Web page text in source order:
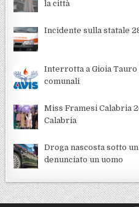
la città
Incidente sulla statale
Interrotta a Gioia
comunali
Miss Framesi Calabria
Calabria
Droga nascosta sotto
denunciato un uomo